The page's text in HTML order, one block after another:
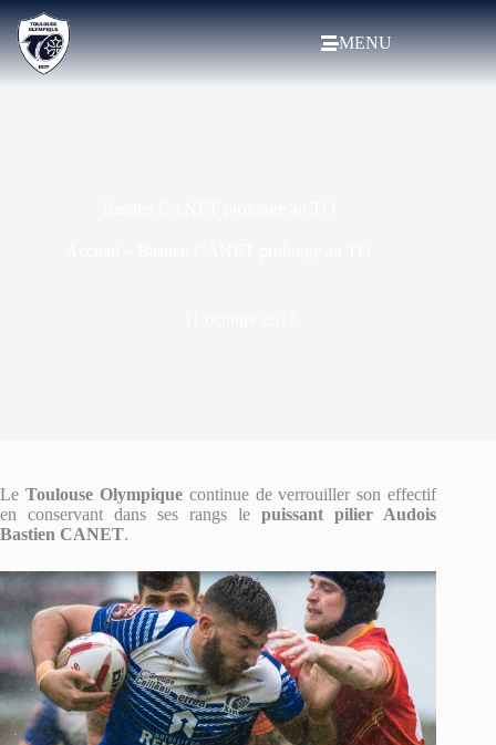
MENU
Le Toulouse Olympiquecontinue de verrouiller son effectif
en conservant dans ses rangs lepuissant pilier Audois
Bastien CANET.